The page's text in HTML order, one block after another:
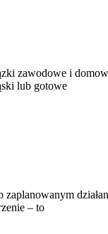
zawodowe i
lub gotowe
– to